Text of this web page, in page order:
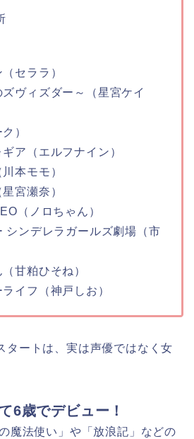
セララ）
ヴィズダー～（星宮ケイ
）
ア（エルフナイン）
本モモ）
宮瀬奈）
（ノロちゃん）
シンデレラガールズ劇場（市
甘粕ひそね）
イフ（神戸しお）
タートは、実は声優ではなく女
6歳でデビュー！
魔法使い」や「放浪記」などの